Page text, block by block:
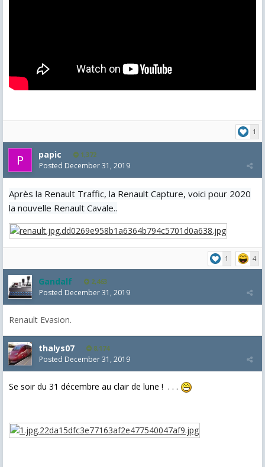
1
papic 1,372
Posted December 31, 2019
Après la Renault Traffic, la Renault Capture, voici pour 2020
la nouvelle Renault Cavale..
1 4
Gandalf 2,463
Posted December 31, 2019
Renault Evasion.
thalys07 8,174
Posted December 31, 2019
Se soir du 31 décembre au clair de lune ! . . .